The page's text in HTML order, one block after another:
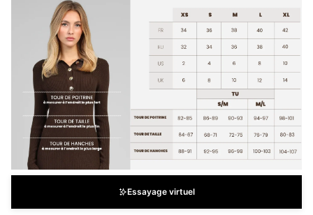
Essayage virtuel